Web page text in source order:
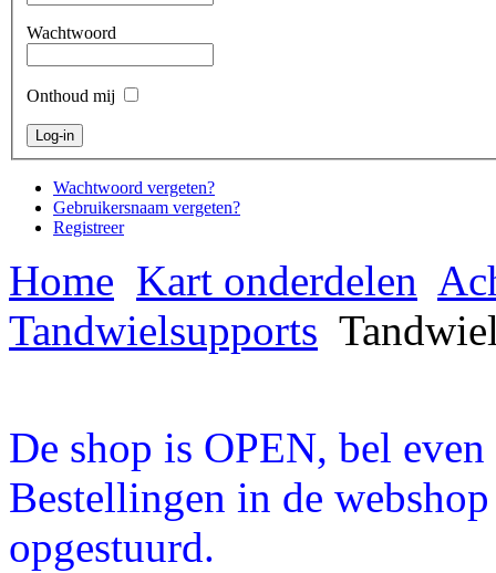
Wachtwoord
Onthoud mij
Wachtwoord vergeten?
Gebruikersnaam vergeten?
Registreer
Home Kart onderdelen
Tandwielsupports
De shop is OPEN, bel
Bestellingen in de
opgestuurd.